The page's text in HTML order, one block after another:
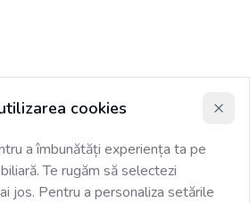
cookies
a îmbunătăți experiența ta pe
Te rugăm să selectezi
jos. Pentru a personaliza setările